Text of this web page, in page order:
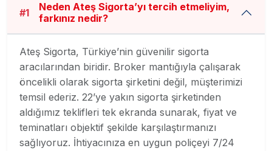
#1
Neden Ateş Sigorta’yı tercih etmeliyim,
farkınız nedir?
Ateş Sigorta, Türkiye’nin güvenilir sigorta
aracılarından biridir. Broker mantığıyla çalışarak
öncelikli olarak sigorta şirketini değil, müşterimizi
temsil ederiz. 22’ye yakın sigorta şirketinden
aldığımız teklifleri tek ekranda sunarak, fiyat ve
teminatları objektif şekilde karşılaştırmanızı
sağlıyoruz. İhtiyacınıza en uygun poliçeyi 7/24